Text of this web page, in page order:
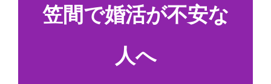
笠間で婚活が不安な
人へ